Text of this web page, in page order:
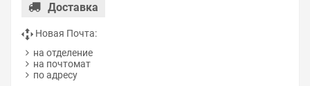
Доставка
Новая Почта:
на отделение
на почтомат
по адресу